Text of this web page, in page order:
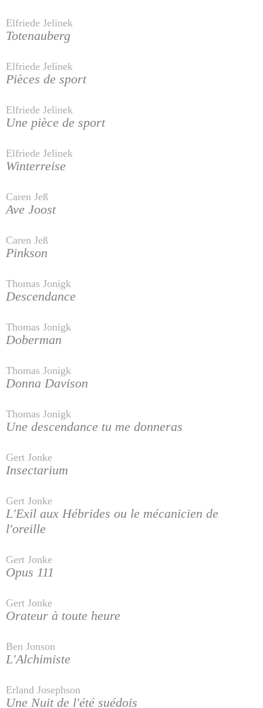
Elfriede Jelinek
Totenauberg
Elfriede Jelinek
Pièces de sport
Elfriede Jelinek
Une pièce de sport
Elfriede Jelinek
Winterreise
Caren Jeß
Ave Joost
Caren Jeß
Pinkson
Thomas Jonigk
Descendance
Thomas Jonigk
Doberman
Thomas Jonigk
Donna Davison
Thomas Jonigk
Une descendance tu me donneras
Gert Jonke
Insectarium
Gert Jonke
L'Exil aux Hébrides ou le mécanicien de
l'oreille
Gert Jonke
Opus 111
Gert Jonke
Orateur à toute heure
Ben Jonson
L'Alchimiste
Erland Josephson
Une Nuit de l'été suédois